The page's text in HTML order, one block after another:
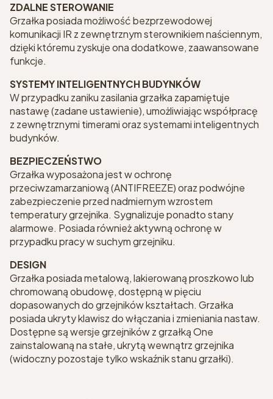
ZDALNE STEROWANIE
Grzałka posiada możliwość bezprzewodowej
komunikacji IR z zewnętrznym sterownikiem naściennym,
dzięki któremu zyskuje ona dodatkowe, zaawansowane
funkcje.
SYSTEMY INTELIGENTNYCH BUDYNKÓW
W przypadku zaniku zasilania grzałka zapamiętuje
nastawę (zadane ustawienie), umożliwiając współpracę
z zewnętrznymi timerami oraz systemami inteligentnych
budynków.
BEZPIECZEŃSTWO
Grzałka wyposażona jest w ochronę
przeciwzamarzaniową (ANTIFREEZE) oraz podwójne
zabezpieczenie przed nadmiernym wzrostem
temperatury grzejnika. Sygnalizuje ponadto stany
alarmowe. Posiada również aktywną ochronę w
przypadku pracy w suchym grzejniku.
DESIGN
Grzałka posiada metalową, lakierowaną proszkowo lub
chromowaną obudowę, dostępną w pięciu
dopasowanych do grzejników kształtach. Grzałka
posiada ukryty klawisz do włączania i zmieniania nastaw.
Dostępne są wersje grzejników z grzałką One
zainstalowaną na stałe, ukrytą wewnątrz grzejnika
(widoczny pozostaje tylko wskaźnik stanu grzałki).